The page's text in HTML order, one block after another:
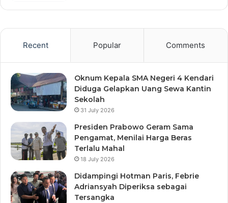
Recent Popular Comments
Oknum Kepala SMA Negeri 4 Kendari
Diduga Gelapkan Uang Sewa Kantin
Sekolah
31 July 2026
Presiden Prabowo Geram Sama
Pengamat, Menilai Harga Beras
Terlalu Mahal
18 July 2026
Didampingi Hotman Paris, Febrie
Adriansyah Diperiksa sebagai
Tersangka